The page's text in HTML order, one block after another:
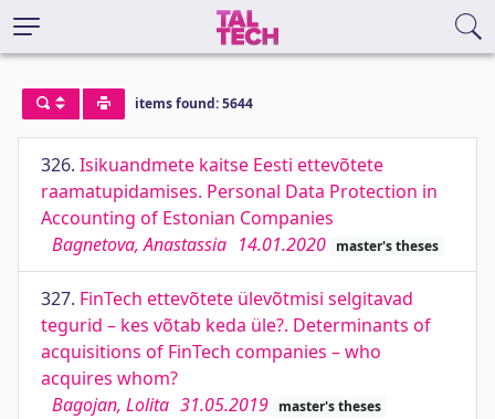
items found: 5644
326. Isikuandmete kaitse Eesti ettevõtete
raamatupidamises. Personal Data Protection in
Accounting of Estonian Companies
Bagnetova, Anastassia 14.01.2020 master's theses
327. FinTech ettevõtete ülevõtmisi selgitavad
tegurid – kes võtab keda üle?. Determinants of
acquisitions of FinTech companies – who
acquires whom?
Bagojan, Lolita 31.05.2019 master's theses